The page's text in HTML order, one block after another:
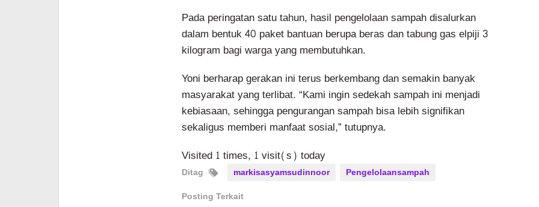
Pada peringatan satu tahun, hasil pengelolaan sampah disalurkan
dalam bentuk 40 paket bantuan berupa beras dan tabung gas elpiji 3
kilogram bagi warga yang membutuhkan.
Yoni berharap gerakan ini terus berkembang dan semakin banyak
masyarakat yang terlibat. “Kami ingin sedekah sampah ini menjadi
kebiasaan, sehingga pengurangan sampah bisa lebih signifikan
sekaligus memberi manfaat sosial,” tutupnya.
Visited 1 times, 1 visit(s) today
Ditag markisasyamsudinnoor
Pengelolaansampah
Posting Terkait